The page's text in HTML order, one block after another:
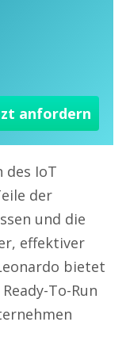
anfordern
des IoT
der
und die
effektiver
bietet
To-Run